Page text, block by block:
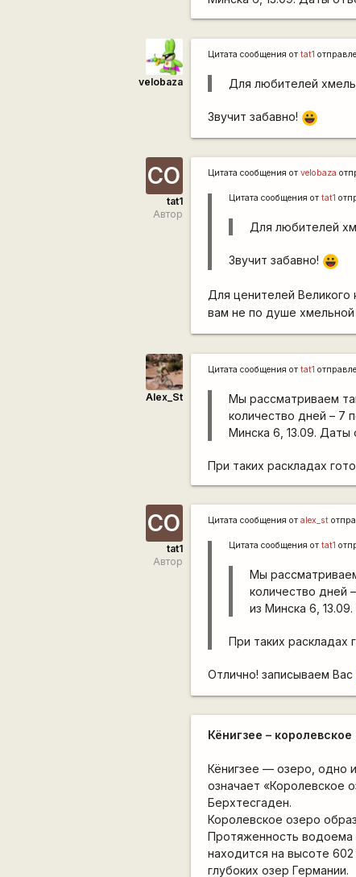
velobaza
Цитата сообщения отtat1
Для любителей
Звучит забавно! |-))
СО
tat1
Автор
Цитата сообщения отvelobaza
Цитата сообщения отtat1
Для любителей
Звучит забавно! |-))
Для ценителей
вам не по душе хмельной
Alex_St
Цитата сообщения отtat1
Мы рассматриваем
количество дней – 7
Минска 6, 13.09. Даты
При таких раскладах
СО
tat1
Автор
Цитата сообщения отalex_st
Цитата сообщения отtat1
Мы
количество дней
из Минска 6,
При таких
Отлично! записываем Вас
Кёнигзее –
Кёнигзее — озеро, одно
означает «Королевское
Берхтесгаден.
Королевское озеро
Протяженность водоема
находится на высоте
глубоких озер Германии.